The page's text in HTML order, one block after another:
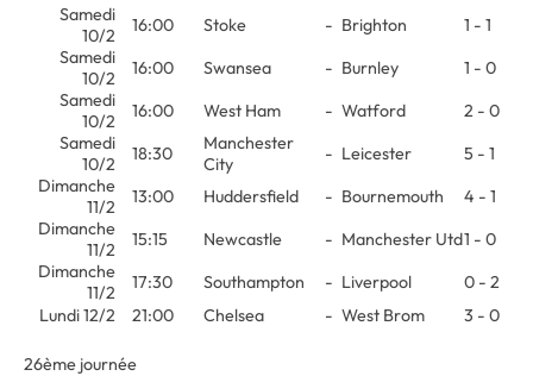
Samedi
10/2
16:00 Stoke - Brighton
1 - 1
Samedi
10/2
16:00 Swansea - Burnley
1 - 0
Samedi
10/2
16:00 West Ham - Watford
2 - 0
Samedi
10/2
18:30
Manchester
City
- Leicester
5 - 1
Dimanche
11/2
13:00 Huddersfield - Bournemouth
4 - 1
Dimanche
11/2
15:15 Newcastle - Manchester Utd1 - 0
Dimanche
11/2
17:30 Southampton - Liverpool
0 - 2
Lundi 12/2
21:00 Chelsea - West Brom 3 - 0
26ème journée